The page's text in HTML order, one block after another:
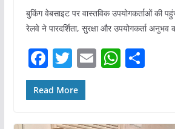
बुकिंग वेबसाइट पर वास्तविक उपयोगकर्ताओं की
रेलवे ने पारदर्शिता, सुरक्षा और उपयोगकर्ता अनुभव
F
a
c
T
w
itt
E W S
Read More